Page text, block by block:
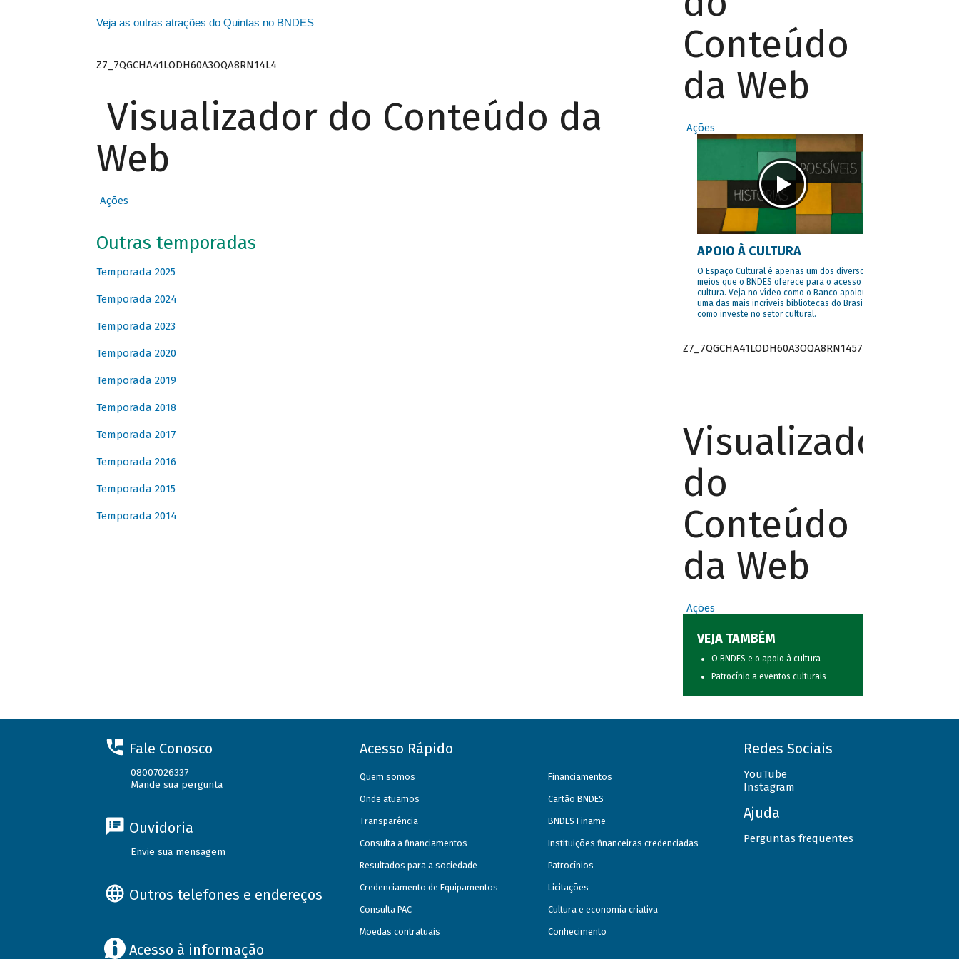
Veja as outras atrações do Quintas no BNDES
Z7_7QGCHA41LODH60A3OQA8RN14L4
Visualizador do Conteúdo da
Web
Ações
Outras temporadas
Temporada 2025
Temporada 2024
Temporada 2023
Temporada 2020
Temporada 2019
Temporada 2018
Temporada 2017
Temporada 2016
Temporada 2015
Temporada 2014
Conteúdo
da Web
Ações
APOIO À CULTURA
O Espaço Cultural é apenas um dos diversos
meios que o BNDES oferece para o acesso à
cultura. Veja no vídeo como o Banco apoiou
uma das mais incríveis bibliotecas do Brasil e
como investe no setor cultural.
Z7_7QGCHA41LODH60A3OQA8RN1457
Visualizador
do
Conteúdo
da Web
Ações
VEJA TAMBÉM
O BNDES e o apoio à cultura
Patrocínio a eventos culturais
Fale Conosco
08007026337
Mande sua pergunta
Ouvidoria
Envie sua mensagem
Outros telefones e endereços
Acesso à informação
Acesso Rápido
Quem somos
Onde atuamos
Transparência
Consulta a financiamentos
Resultados para a sociedade
Credenciamento de Equipamentos
Consulta PAC
Moedas contratuais
Financiamentos
Cartão BNDES
BNDES Finame
Instituições financeiras credenciadas
Patrocínios
Licitações
Cultura e economia criativa
Conhecimento
Redes Sociais
YouTube
Instagram
Ajuda
Perguntas frequentes